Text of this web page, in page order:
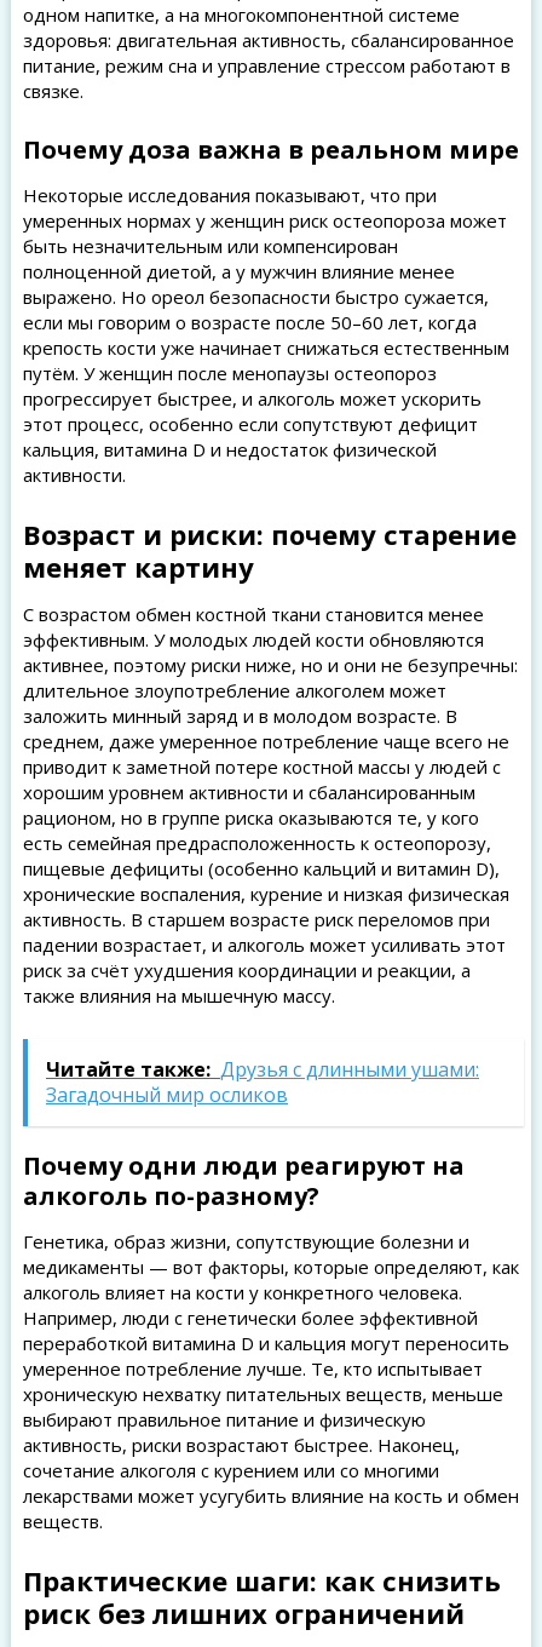
одном напитке, а на многокомпонентной системе
здоровья: двигательная активность, сбалансированное
питание, режим сна и управление стрессом работают в
связке.
Почему доза важна в реальном мире
Некоторые исследования показывают, что при
умеренных нормах у женщин риск остеопороза может
быть незначительным или компенсирован
полноценной диетой, а у мужчин влияние менее
выражено. Но ореол безопасности быстро сужается,
если мы говорим о возрасте после 50–60 лет, когда
крепость кости уже начинает снижаться естественным
путём. У женщин после менопаузы остеопороз
прогрессирует быстрее, и алкоголь может ускорить
этот процесс, особенно если сопутствуют дефицит
кальция, витамина D и недостаток физической
активности.
Возраст и риски: почему старение
меняет картину
С возрастом обмен костной ткани становится менее
эффективным. У молодых людей кости обновляются
активнее, поэтому риски ниже, но и они не безупречны:
длительное злоупотребление алкоголем может
заложить минный заряд и в молодом возрасте. В
среднем, даже умеренное потребление чаще всего не
приводит к заметной потере костной массы у людей с
хорошим уровнем активности и сбалансированным
рационом, но в группе риска оказываются те, у кого
есть семейная предрасположенность к остеопорозу,
пищевые дефициты (особенно кальций и витамин D),
хронические воспаления, курение и низкая физическая
активность. В старшем возрасте риск переломов при
падении возрастает, и алкоголь может усиливать этот
риск за счёт ухудшения координации и реакции, а
также влияния на мышечную массу.
Читайте также: Друзья с длинными ушами:
Загадочный мир осликов
Почему одни люди реагируют на
алкоголь по-разному?
Генетика, образ жизни, сопутствующие болезни и
медикаменты — вот факторы, которые определяют, как
алкоголь влияет на кости у конкретного человека.
Например, люди с генетически более эффективной
переработкой витамина D и кальция могут переносить
умеренное потребление лучше. Те, кто испытывает
хроническую нехватку питательных веществ, меньше
выбирают правильное питание и физическую
активность, риски возрастают быстрее. Наконец,
сочетание алкоголя с курением или со многими
лекарствами может усугубить влияние на кость и обмен
веществ.
Практические шаги: как снизить
риск без лишних ограничений